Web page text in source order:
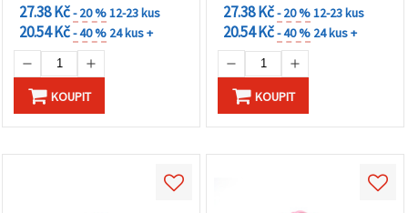
27.38 Kč- 20 %12-23 kus
20.54 Kč- 40 % 24 kus +
KOUPIT
27.38 Kč- 20 %12-23 kus
20.54 Kč- 40 % 24 kus +
KOUPIT